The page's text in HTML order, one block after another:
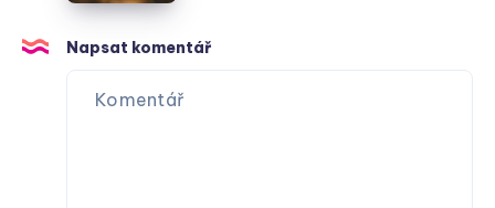
ventilátorem
Napsat komentář